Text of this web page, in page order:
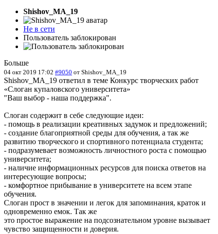
Shishov_MA_19
Не в сети
Пользователь заблокирован
Больше
04 окт 2019 17:02 #9050 от Shishov_MA_19
Shishov_MA_19 ответил в теме Конкурс творческих работ
«Слоган купаловского университета»
"Ваш выбор - наша поддержка".
Слоган содержит в себе следующие идеи:
- помощь в реализации креативных задумок и предложений;
- создание благоприятной среды для обучения, а так же
развитию творческого и спортивного потенциала студента;
- подразумевает возможность личностного роста с помощью
университета;
- наличие информационных ресурсов для поиска ответов на
интересующие вопросы;
- комфортное прибывание в университете на всем этапе
обучения.
Слоган прост в значении и легок для запоминания, краток и
одновременно емок. Так же
это простое выражение на подсознательном уровне вызывает
чувство защищенности и доверия.